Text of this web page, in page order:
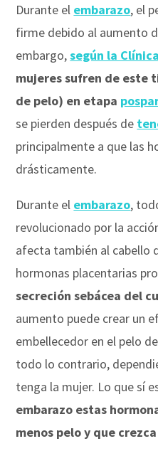
Durante el embarazo, el
firme debido al aumento
embargo,según la
mujeres sufren de este
de pelo) en etapa
se pierden después de
principalmente a que las
drásticamente.
Durante el embarazo,
revolucionado por la
afecta también al cabello
hormonas placentarias
secreción sebácea del
aumento puede crear un
embellecedor en el pelo
todo lo contrario,
tenga la mujer. Lo que sí
embarazo estas
menos pelo y que